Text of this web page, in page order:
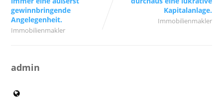
gewinnbringende
Angelegenheit.
Immobilienmakler
Kapitalanlage.
Immobilienmakler
admin